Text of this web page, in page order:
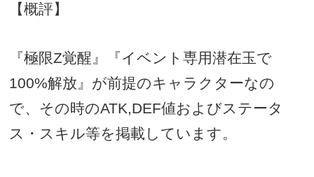
【概評】
『極限Z覚醒』『イベント専用潜在玉で
100%解放』が前提のキャラクターなの
で、その時のATK,DEF値およびステータ
ス・スキル等を掲載しています。